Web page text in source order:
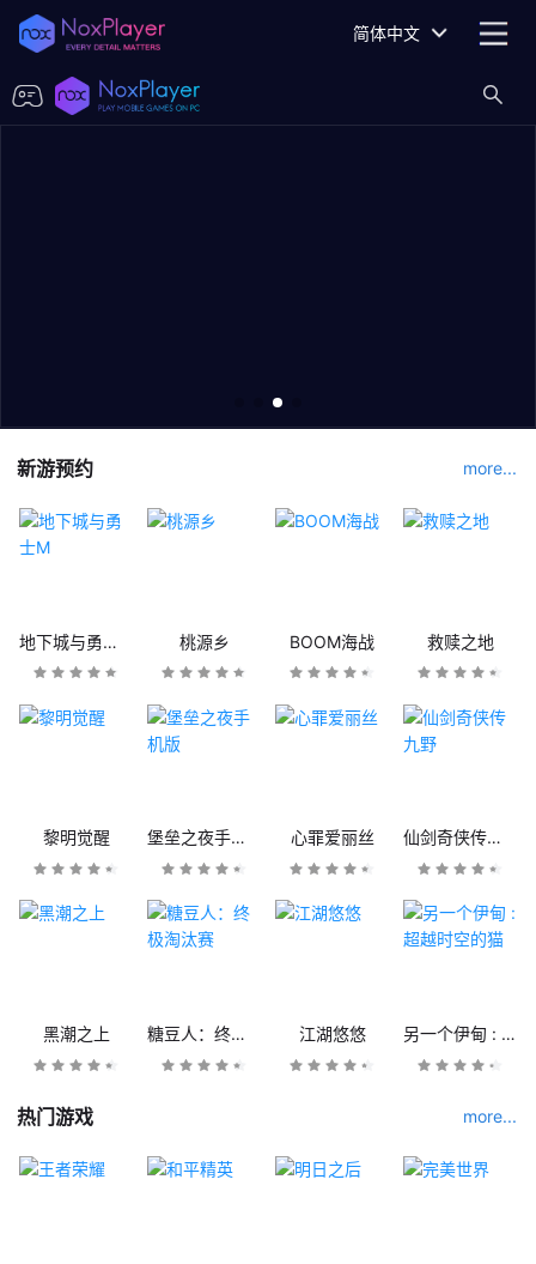
简体中文
新游预约 more...
地下城与勇士M 桃源乡 BOOM海战 救赎之地
黎明觉醒 堡垒之夜手机版 心罪爱丽丝 仙剑奇侠传九野
黑潮之上 糖豆人：终极淘汰赛 江湖悠悠 另一个伊甸 : 超越时空的猫
热门游戏 more...